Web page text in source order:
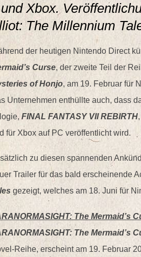
Xbox.
The Millennium
der heutigen Nintendo Direct
Curse, der zweite Teil der
of Honjo, am 19. Februar für
Unternehmen enthüllte auch, dass
FINAL FANTASY VII REBIRTH
für Xbox auf PC veröffentlicht wird.
zu diesen spannenden
Trailer für das bald erscheinende
gezeigt, welches am 18. Juni für
The Mermaid’s
The Mermaid’s
Reihe, erscheint am 19. Februar